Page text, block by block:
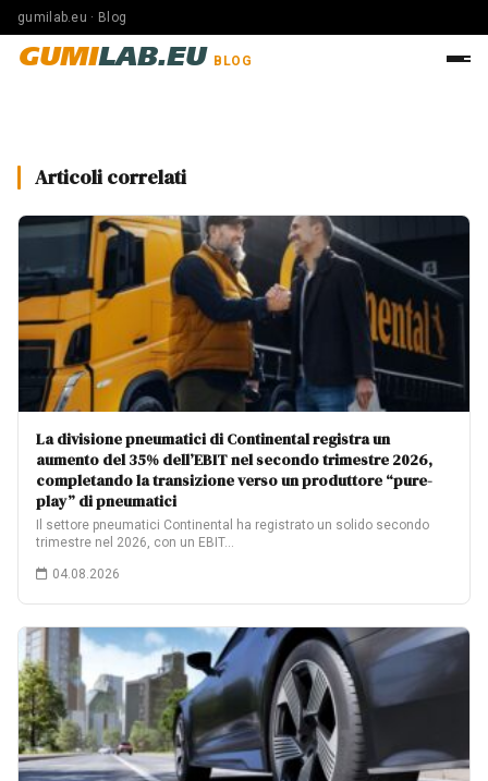
gumilab.eu · Blog
GUMILAB.EU BLOG
Articoli correlati
La divisione pneumatici di Continental registra un
aumento del 35% dell’EBIT nel secondo trimestre 2026,
completando la transizione verso un produttore “pure-
play” di pneumatici
Il settore pneumatici Continental ha registrato un solido secondo
trimestre nel 2026, con un EBIT…
04.08.2026